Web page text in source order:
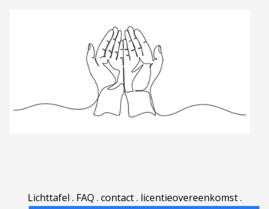
Lichttafel . FAQ . contact. licentieovereenkomst.